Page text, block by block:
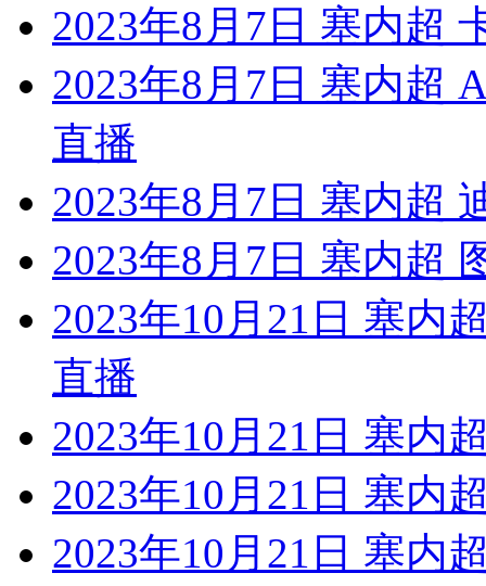
2023年8月7日 塞内超
2023年8月7日 塞内超
直播
2023年8月7日 塞内超
2023年8月7日 塞内超
2023年10月21日 塞内
直播
2023年10月21日 塞内
2023年10月21日 塞内
2023年10月21日 塞内